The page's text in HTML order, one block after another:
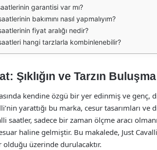
garantisi var mı?
bakımını nasıl yapmalıyım?
fiyat aralığı nedir?
hangi tarzlarla kombinlenebilir?
Şıklığın ve Tarzın
kendine özgü bir yer edinmiş ve
yarattığı bu marka, cesur tasarımları ve
saatler, sadece bir zaman ölçme aracı
haline gelmiştir. Bu makalede, Just Cavalli
üzerinde durulacaktır.